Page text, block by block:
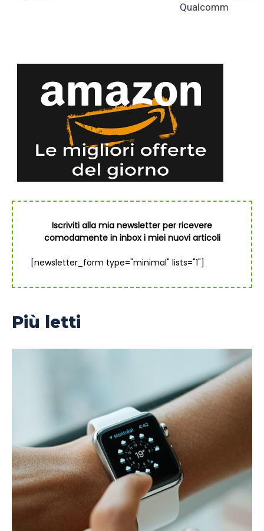
Qualcomm
Iscriviti alla mia newsletter per ricevere
comodamente in inbox i miei nuovi articoli
[newsletter_form type="minimal" lists="1"]
Più letti